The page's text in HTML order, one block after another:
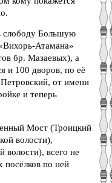
слободу Большую
Атамана»
бр. Мазаевых), а
и 100 дворов, по её
от имени
и теперь
Мост (Троицкий
волости),
всего не
посёлков по ней